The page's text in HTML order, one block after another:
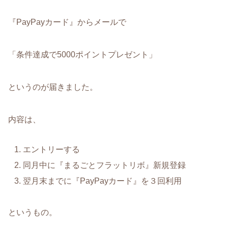
『PayPayカード』からメールで
「条件達成で5000ポイントプレゼント」
というのが届きました。
内容は、
エントリーする
同月中に『まるごとフラットリボ』新規登録
翌月末までに『PayPayカード』を３回利用
というもの。